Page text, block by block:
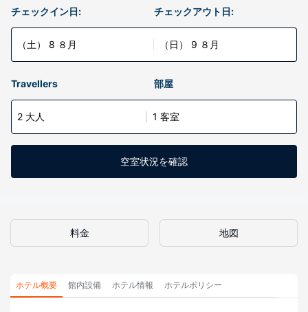
チェックイン日:
（土） 8 ８月
チェックアウト日:
（日） 9 ８月
Travellers 部屋
2 大人 1 客室
空室状況を確認
料金 地図
ホテル概要 館内設備 ホテル情報 ホテルポリシー